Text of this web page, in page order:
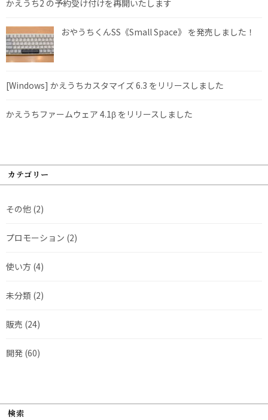
かえうち2 の予約受け付けを再開いたします
おやうちくんSS《Small Space》 を発売しました！
[Windows] かえうちカスタマイズ 6.3 をリリースしました
かえうちファームウェア 4.1β をリリースしました
カテゴリー
その他 (2)
プロモーション (2)
使い方 (4)
未分類 (2)
販売 (24)
開発 (60)
検索